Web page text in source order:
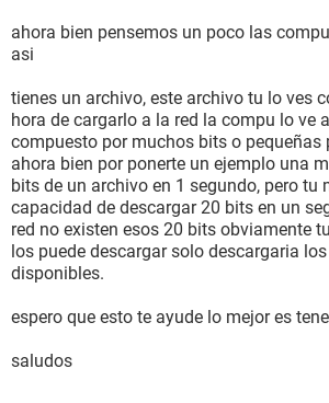
ahora bien pensemos un poco las
asi
tienes un archivo, este archivo tu lo ves
hora de cargarlo a la red la compu lo ve
compuesto por muchos bits o pequeñas
ahora bien por ponerte un ejemplo una
bits de un archivo en 1 segundo, pero tu
capacidad de descargar 20 bits en un
red no existen esos 20 bits obviamente
los puede descargar solo descargaria
disponibles.
espero que esto te ayude lo mejor es
saludos